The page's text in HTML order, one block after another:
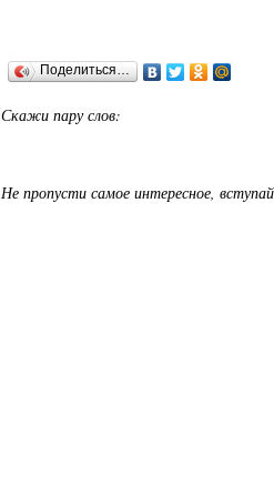
Поделиться…
Скажи пару слов:
Не пропусти самое интересное,